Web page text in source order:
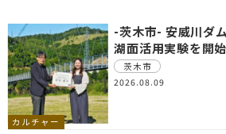
カルチャー
-茨木市- 安威川ダ
湖面活用実験を開始
茨木市
2026.08.09